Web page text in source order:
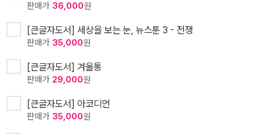
판매가 36,000원
[큰글자도서] 세상을 보는 눈, 뉴스툰 3 - 전쟁
판매가 35,000원
[큰글자도서] 겨울통
판매가 29,000원
[큰글자도서] 아코디언
판매가 35,000원